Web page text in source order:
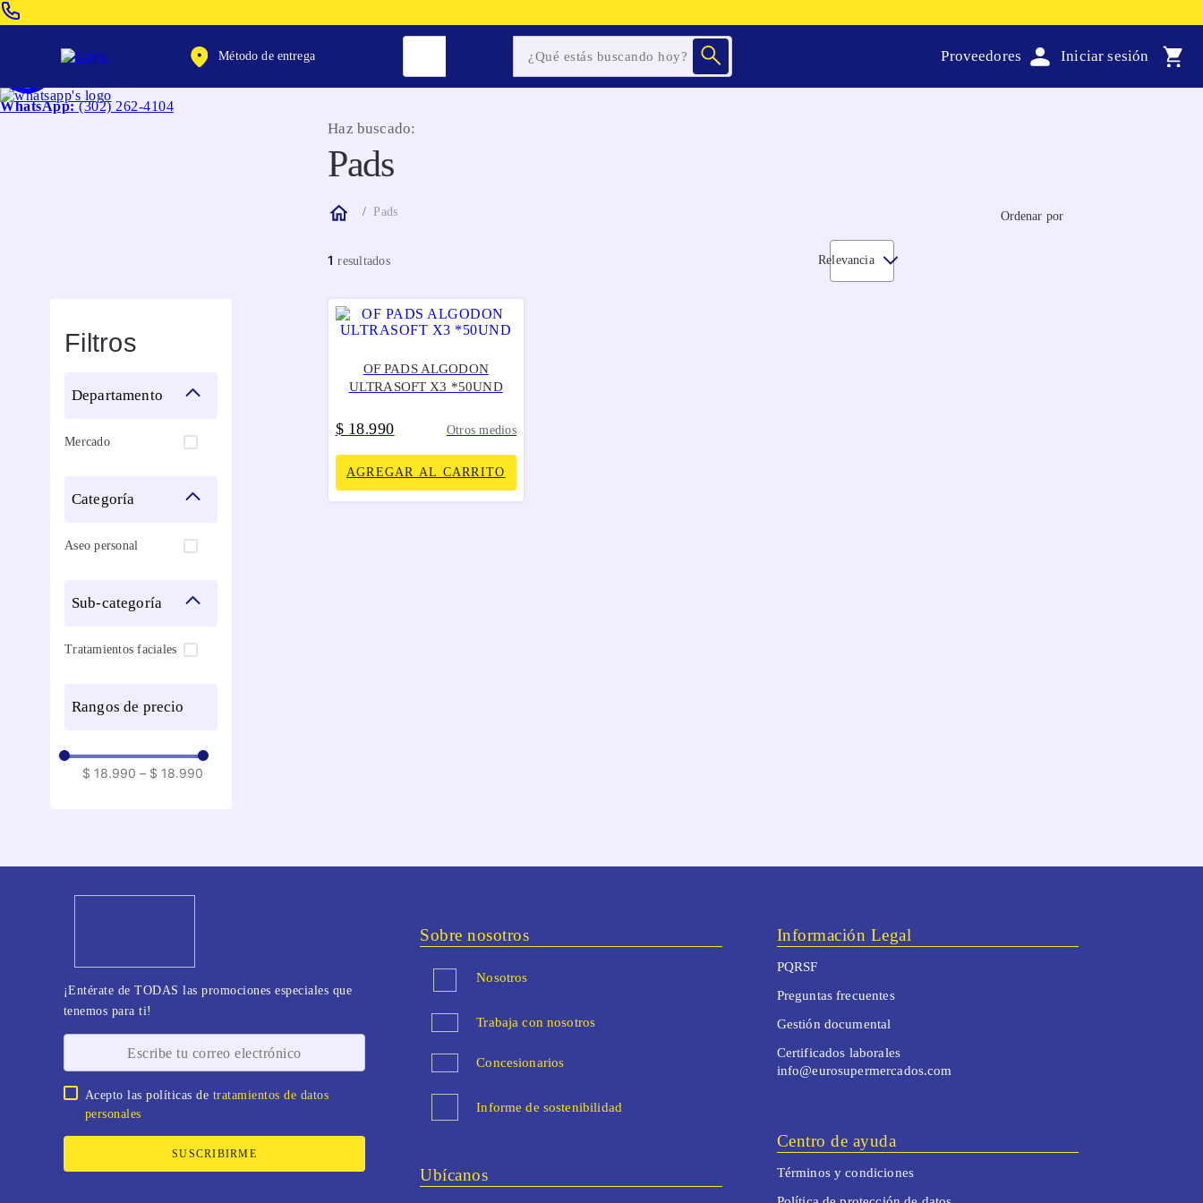
WhatsApp: (302) 262-4104
Método de entrega Proveedores
Haz buscado:
Pads
Pads Ordenar por
1 Relevancia
Filtros
departamento
Mercado
categoría
Aseo personal
sub-categoría
Tratamientos faciales
rangos de precio
$ 18.990 – $ 18.990
OF PADS ALGODON
ULTRASOFT X3 *50UND
$ 18.990 Otros medios
AGREGAR AL CARRITO
¡Entérate de TODAS las promociones especiales que
tenemos para ti!
Acepto las políticas de tratamientos de datos
personales
SUSCRIBIRME
Sobre nosotros
Nosotros
Trabaja con nosotros
Concesionarios
Informe de sostenibilidad
Ubícanos
Información Legal
PQRSF
Preguntas frecuentes
Gestión documental
Certificados laborales
info@eurosupermercados.com
Centro de ayuda
Términos y condiciones